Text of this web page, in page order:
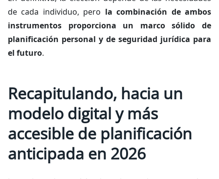
de cada individuo, pero la combinación de ambos
instrumentos proporciona un marco sólido de
planificación personal y de seguridad jurídica para
el futuro.
Recapitulando, hacia un
modelo digital y más
accesible de planificación
anticipada en 2026